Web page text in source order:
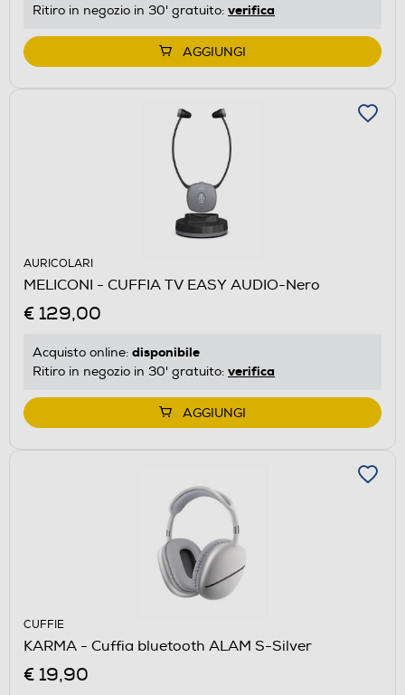
Ritiro in negozio in 30' gratuito: verifica
AGGIUNGI
AURICOLARI
MELICONI - CUFFIA TV EASY AUDIO-Nero
€ 129,00
Acquisto online: disponibile
Ritiro in negozio in 30' gratuito: verifica
AGGIUNGI
CUFFIE
KARMA - Cuffia bluetooth ALAM S-Silver
€ 19,90